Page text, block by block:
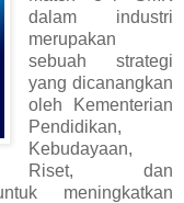
dalam industri
merupakan
sebuah strategi
yang dicanangkan
oleh Kementerian
Pendidikan,
Kebudayaan,
Riset, dan
meningkatkan